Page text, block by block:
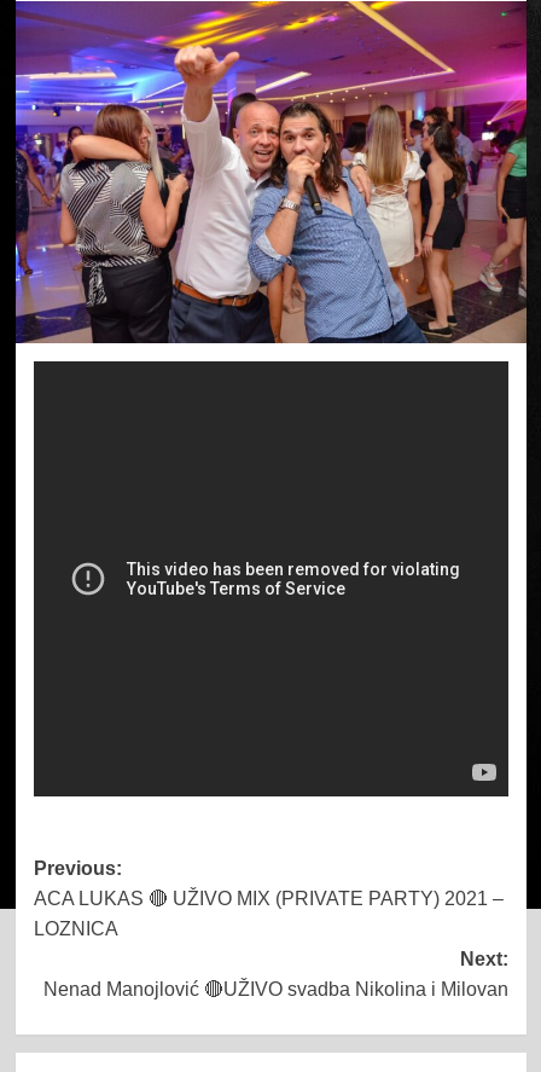
Post
navigation
Previous:
ACA LUKAS 🔴 UŽIVO MIX (PRIVATE PARTY) 2021 –
LOZNICA
Next:
Nenad Manojlović 🔴UŽIVO svadba Nikolina i Milovan